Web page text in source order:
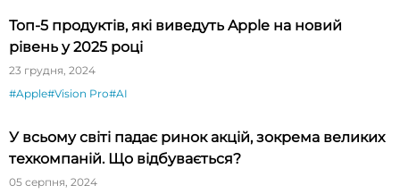
Топ-5 продуктів, які виведуть Apple на новий
рівень у 2025 році
23 грудня, 2024
#Apple#Vision Pro#AI
У всьому світі падає ринок акцій, зокрема великих
техкомпаній. Що відбувається?
05 серпня, 2024